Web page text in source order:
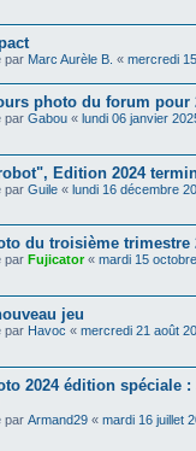
par Marc Aurèle B. « mercredi
photo du forum pour
par Gabou « lundi 06 janvier
Edition 2024
par Guile « lundi 16 décembre
du troisième trimestre
par Fujicator« mardi 15
jeu
par Havoc « mercredi 21 août
2024 édition spéciale :
par Armand29 « mardi 16 juillet